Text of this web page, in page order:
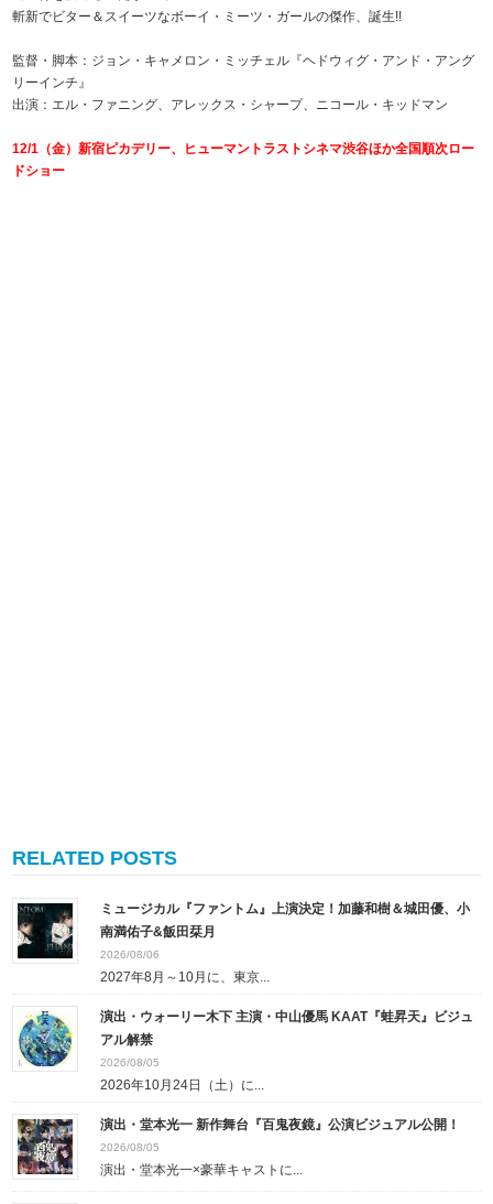
斬新でビター＆スイーツなボーイ・ミーツ・ガールの傑作、誕生!!
監督・脚本：ジョン・キャメロン・ミッチェル『ヘドウィグ・アンド・アング
リーインチ』
出演：エル・ファニング、アレックス・シャープ、ニコール・キッドマン
12/1（金）新宿ピカデリー、ヒューマントラストシネマ渋谷ほか全国順次ロー
ドショー
RELATED POSTS
ミュージカル『ファントム』上演決定！加藤和樹＆城田優、小
南満佑子&飯田栞月
2026/08/06
2027年8月～10月に、東京...
演出・ウォーリー木下 主演・中山優馬 KAAT『蛙昇天』ビジュ
アル解禁
2026/08/05
2026年10月24日（土）に...
演出・堂本光一 新作舞台『百鬼夜鏡』公演ビジュアル公開！
2026/08/05
演出・堂本光一×豪華キャストに...